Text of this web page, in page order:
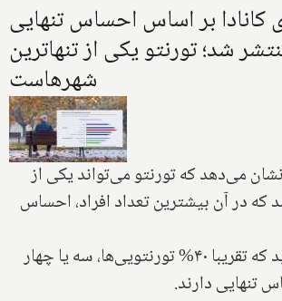
بر اساس احساس تنهایی
شد؛ تورنتو یکی از تنهاترین
شهرهاست
می‌دهد که تورنتو می‌تواند یکی از
که در آن بیشترین تعداد افراد، احساس
این گزارش می‌گوید که تقریبا ۴۰% تورنتویی‌ها، سه یا چهار
تنهایی دارند.